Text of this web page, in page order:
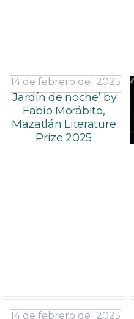
14 de febrero del 2025
‘Jardín de noche’ by
Fabio Morábito,
Mazatlán Literature
Prize 2025
14 de febrero del 2025